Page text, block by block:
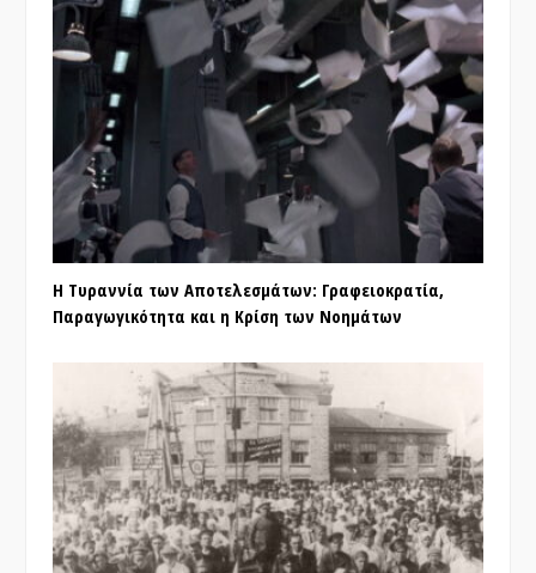
Η Τυραννία των Αποτελεσμάτων: Γραφειοκρατία,
Παραγωγικότητα και η Κρίση των Νοημάτων